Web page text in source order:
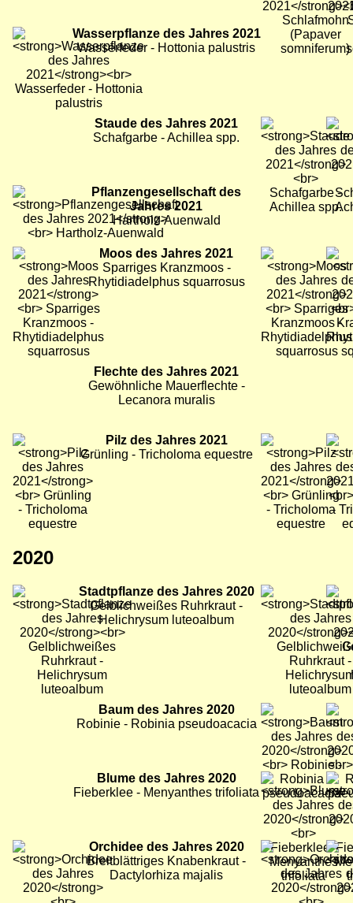
Bild
Wasserpflanze des Jahres 2021
Wasserfeder - Hottonia palustris
Bild
Staude des Jahres 2021
Schafgarbe - Achillea spp.
Bild Bild
Bild
Pflanzengesellschaft des
Jahres 2021
Hartholz-Auenwald
Bild
Moos des Jahres 2021
Sparriges Kranzmoos -
Rhytidiadelphus squarrosus
Bild Bild
Flechte des Jahres 2021
Gewöhnliche Mauerflechte -
Lecanora muralis
Bild
Pilz des Jahres 2021
Grünling - Tricholoma equestre
Bild Bild
2020
Bild
Stadtpflanze des Jahres 2020
Gelblichweißes Ruhrkraut -
Helichrysum luteoalbum
Bild Bild
Baum des Jahres 2020
Robinie - Robinia pseudoacacia
Bild Bild
Blume des Jahres 2020
Fieberklee - Menyanthes trifoliata
Bild Bild
Bild
Orchidee des Jahres 2020
Breitblättriges Knabenkraut -
Dactylorhiza majalis
Bild Bild